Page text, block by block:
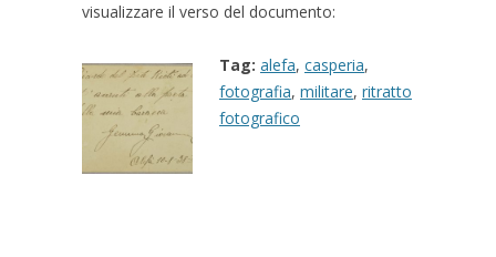
visualizzare il verso del documento:
Tag: alefa, casperia,
fotografia, militare, ritratto
fotografico